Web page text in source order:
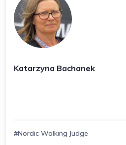
Katarzyna Bachanek
#Nordic Walking Judge